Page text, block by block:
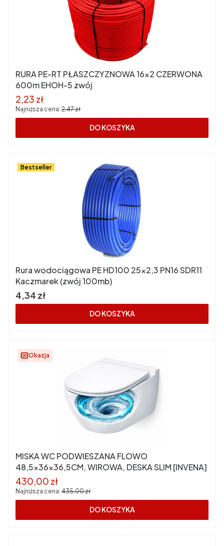
RURA PE-RT PŁASZCZYZNOWA 16x2 CZERWONA
600m EHOH-5 zwój
Cena promocyjna
2,23 zł
Najniższa cena: 2,47 zł
DO KOSZYKA
Bestseller
Rura wodociągowa PE HD100 25x2,3 PN16 SDR11
Kaczmarek (zwój 100mb)
Cena
4,34 zł
DO KOSZYKA
Okazja
MISKA WC PODWIESZANA FLOWO
48,5x36x36,5CM, WIROWA, DESKA SLIM [INVENA]
Cena promocyjna
430,00 zł
Najniższa cena: 435,00 zł
DO KOSZYKA